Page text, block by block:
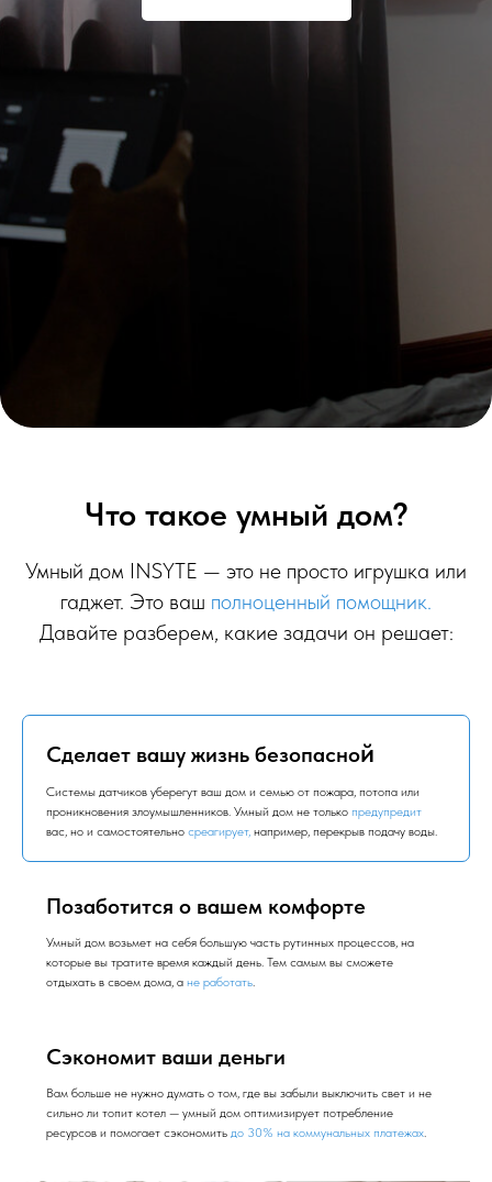
Что такое умный дом?
Умный дом INSYTE — это не просто игрушка или
гаджет. Это ваш полноценный помощник.
Давайте разберем, какие задачи он решает:
Сделает вашу жизнь безопасной
Системы датчиков уберегут ваш дом и семью от пожара, потопа или
проникновения злоумышленников. Умный дом не только предупредит
вас, но и самостоятельно среагирует, например, перекрыв подачу воды.
Позаботится о вашем комфорте
Умный дом возьмет на себя большую часть рутинных процессов, на
которые вы тратите время каждый день. Тем самым вы сможете
отдыхать в своем дома, а не работать.
Сэкономит ваши деньги
Вам больше не нужно думать о том, где вы забыли выключить свет и не
сильно ли топит котел — умный дом оптимизирует потребление
ресурсов и помогает сэкономить до 30% на коммунальных платежах.